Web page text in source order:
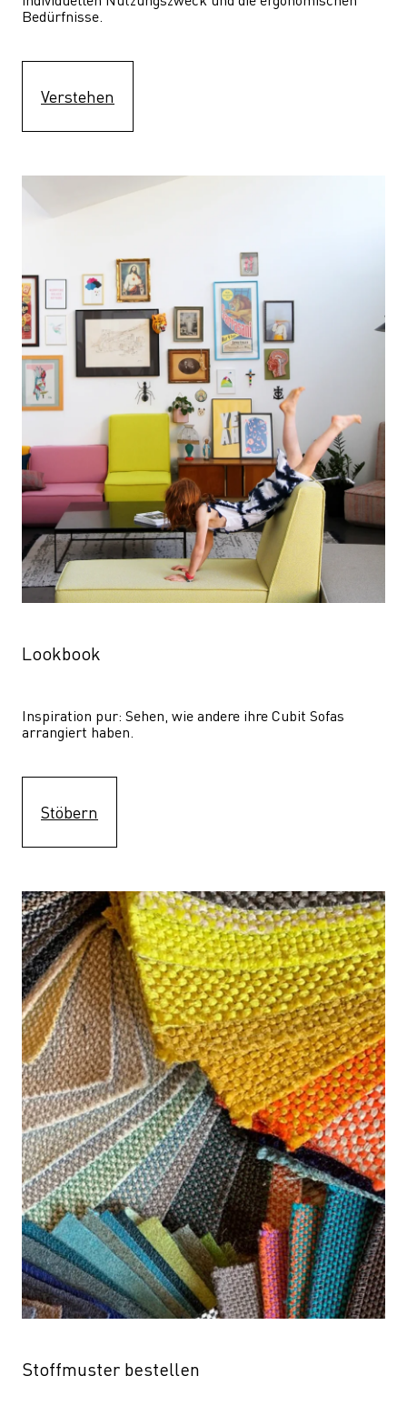
Bedürfnisse.
Verstehen
Lookbook
Inspiration pur: Sehen, wie andere ihre Cubit Sofas
arrangiert haben.
Stöbern
Stoffmuster bestellen